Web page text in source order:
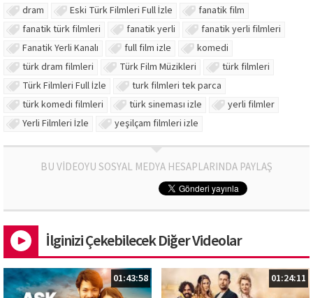
dram Eski Türk Filmleri Full İzle
fanatik film
fanatik türk filmleri
fanatik yerli
fanatik yerli filmleri
Fanatik Yerli Kanalı
full film izle
komedi
türk dram filmleri
Türk Film Müzikleri
türk filmleri
Türk Filmleri Full İzle
turk filmleri tek parca
türk komedi filmleri
türk sineması izle
yerli filmler
Yerli Filmleri İzle
yeşilçam filmleri izle
BU VİDEOYU SOSYAL MEDYA HESAPLARINDA PAYLAŞ
İlginizi Çekebilecek Diğer Videolar
01:43:58 01:24:11